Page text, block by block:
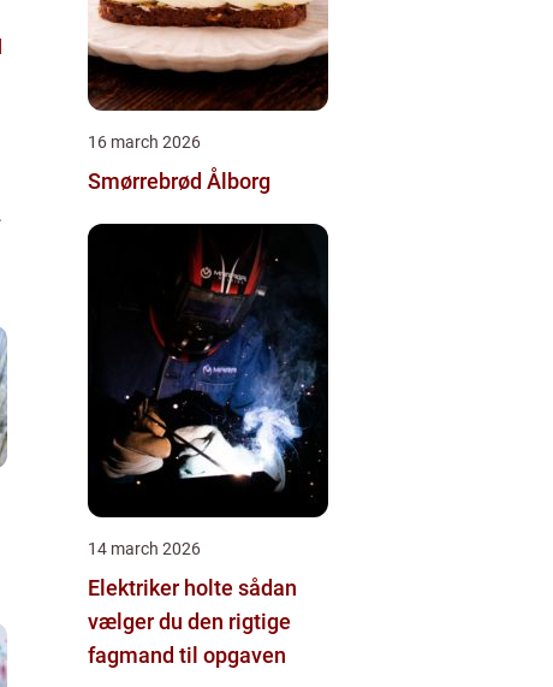
16 march 2026
Smørrebrød Ålborg
14 march 2026
Elektriker holte sådan
vælger du den rigtige
fagmand til opgaven